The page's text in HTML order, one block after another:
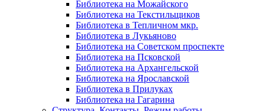
Библиотека на Можайского
Библиотека на Текстильщиков
Библиотека в Тепличном мкр.
Библиотека в Лукьяново
Библиотека на Советском проспекте
Библиотека на Псковской
Библиотека на Архангельской
Библиотека на Ярославской
Библиотека в Прилуках
Библиотека на Гагарина